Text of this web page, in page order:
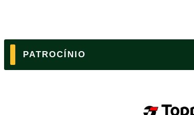
PATROCÍNIO